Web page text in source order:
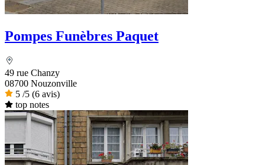
Pompes Funèbres Paquet
49 rue Chanzy
08700 Nouzonville
5 /5 (6 avis)
top notes